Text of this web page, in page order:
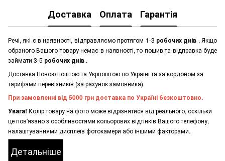
Доставка Оплата Гарантія
Речі, які є в наявності, відправляємо протягом 1-3 робочих днів . Якщо
обраного Вашого товару немає в наявності, то пошив та відправка буде
займати 3-5 робочих днів .
Доставка Новою поштою та Укрпоштою по Україні та за кордоном за
тарифами перевізників (за рахунок замовника).
При замовленні від 5000 грн доставка по Україні безкоштовно.
Увага! Колір товару на фото може відрізнятися від реального, оскільки
це пов'язано з особливостями кольорових відтінків Вашого телефону,
налаштуваннями дисплеїв фотокамери або іншими факторами.
Детальніше